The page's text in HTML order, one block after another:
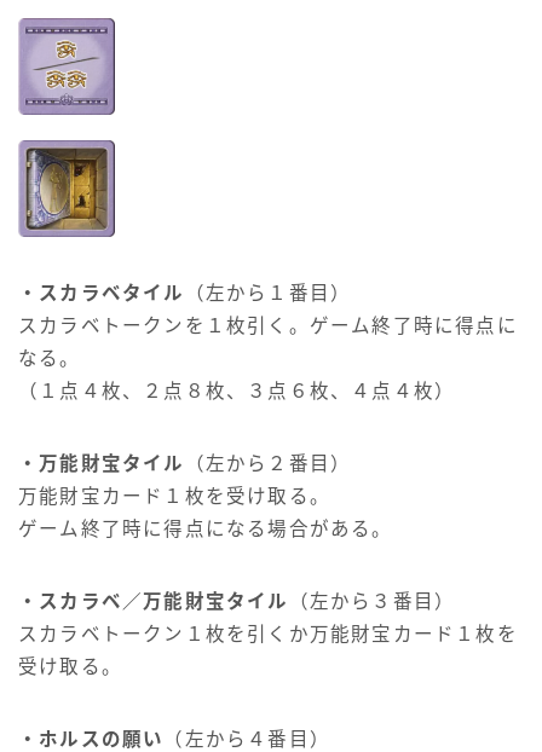
・スカラベタイル
（左から１番目）
スカラベトークンを１枚引く。ゲーム終了時に得点に
なる。
（１点４枚、２点８枚、３点６枚、４点４枚）
・万能財宝タイル
（左から２番目）
万能財宝カード１枚を受け取る。
ゲーム終了時に得点になる場合がある。
・スカラベ／万能財宝タイル
（左から３番目）
スカラベトークン１枚を引くか万能財宝カード１枚を
受け取る。
・ホルスの願い
（左から４番目）